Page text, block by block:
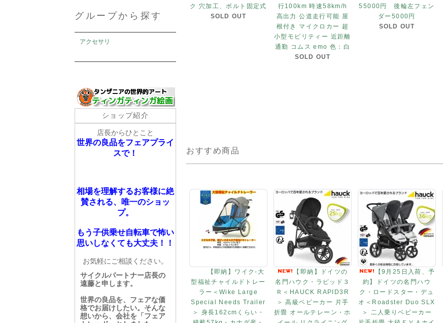
ク 穴加工、ボルト固定式
SOLD OUT
行100km 時速58km/h
高出力 公道走行可能 屋
根付き マイクロカー 超
小型モビリティー 近距離
通勤 コムス emo 色：白
SOLD OUT
55000円 後輪左フェン
ダー5000円
SOLD OUT
おすすめ商品
【即納】ワイク-大
型福祉チャイルドトレー
ラー＜Wike Large
Special Needs Trailer
＞ 身長162cmくらい・
【即納】ドイツの
名門ハウク・ラピッド３
Ｒ＜HAUCK RAPID3R
＞ 高級ベビーカー 片手
折畳 オールテレーン・ホ
【9月25日入荷、予
約】ドイツの名門ハウ
ク・ロードスター・デュ
オ＜Roadster Duo SLX
＞ 二人乗りベビーカー
グループから探す
アクセサリ
ショップ紹介
店長からひとこと
世界の良品をフェアプライ
スで！
相場を理解するお客様に絶
賛される、唯一のショッ
プ。
もう子供乗せ自転車で怖い
思いしなくても大丈夫！！
お気軽にご相談ください。
サイクルパートナー店長の
遠藤と申します。
世界の良品を、フェアな価
格でお届けしたい。そんな
想いから、会社を「フェア